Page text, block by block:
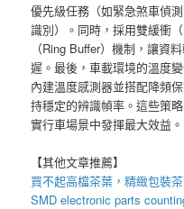
優先級任務（如緊急煞車偵
識別）。同時，採用雙緩衝
（Ring Buffer）機制，讓資
遲。最後，車載環境的溫度
內建溫度感測器並搭配降頻
持穩定的辨識幀率。這些策
實行車場景中發揮最大效益。
【其他文章推薦】
買不起高檔茶葉，精緻包裝
SMD electronic parts